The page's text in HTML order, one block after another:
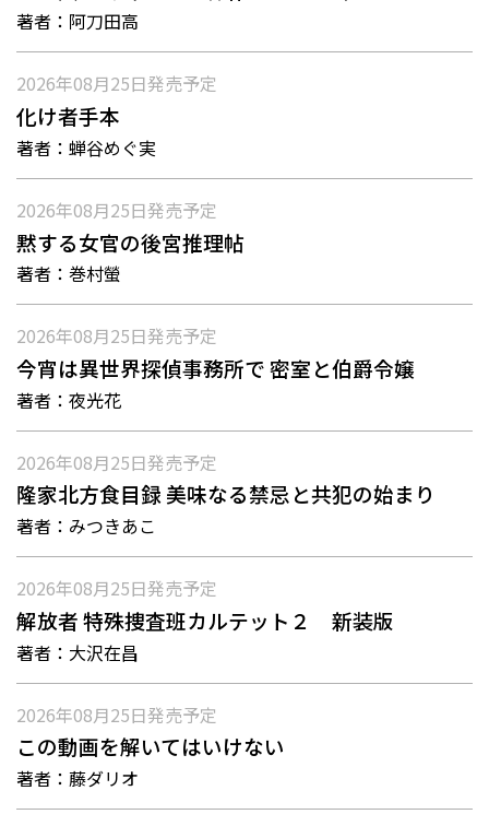
著者： 阿刀田高
2026年08月25日発売予定
化け者手本
著者： 蝉谷めぐ実
2026年08月25日発売予定
黙する女官の後宮推理帖
著者： 巻村螢
2026年08月25日発売予定
今宵は異世界探偵事務所で 密室と伯爵令嬢
著者： 夜光花
2026年08月25日発売予定
隆家北方食目録 美味なる禁忌と共犯の始まり
著者： みつきあこ
2026年08月25日発売予定
解放者 特殊捜査班カルテット２ 新装版
著者： 大沢在昌
2026年08月25日発売予定
この動画を解いてはいけない
著者： 藤ダリオ